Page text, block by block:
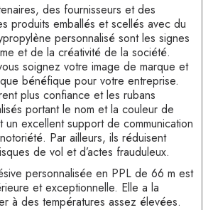
des fournisseurs et des
produits emballés et scellés avec du
personnalisé sont les signes
et de la créativité de la société.
soignez votre image de marque et
bénéfique pour votre entreprise.
plus confiance et les rubans
portant le nom et la couleur de
excellent support de communication
Par ailleurs, ils réduisent
de vol et d’actes frauduleux.
personnalisée en PPL de 66 m est
et exceptionnelle. Elle a la
à des températures assez élevées.